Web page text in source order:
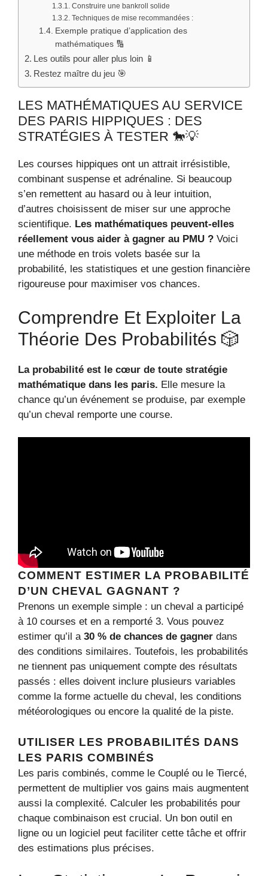
Construire une bankroll solide
Techniques de mise recommandées :
Exemple pratique d’application des
mathématiques 🔢
Les outils pour aller plus loin 📱
Restez maître du jeu 🎯
LES MATHÉMATIQUES AU SERVICE
DES PARIS HIPPIQUES : DES
STRATÉGIES À TESTER 🐎💡
Les courses hippiques ont un attrait irrésistible,
combinant suspense et adrénaline. Si beaucoup
s’en remettent au hasard ou à leur intuition,
d’autres choisissent de miser sur une approche
scientifique. Les mathématiques peuvent-elles
réellement vous aider à gagner au PMU ? Voici
une méthode en trois volets basée sur la
probabilité, les statistiques et une gestion financière
rigoureuse pour maximiser vos chances.
Comprendre Et Exploiter La
Théorie Des Probabilités 🎲
La probabilité est le cœur de toute stratégie
mathématique dans les paris. Elle mesure la
chance qu’un événement se produise, par exemple
qu’un cheval remporte une course.
COMMENT ESTIMER LA PROBABILITÉ
D’UN CHEVAL GAGNANT ?
Prenons un exemple simple : un cheval a participé
à 10 courses et en a remporté 3. Vous pouvez
estimer qu’il a 30 % de chances de gagner dans
des conditions similaires. Toutefois, les probabilités
ne tiennent pas uniquement compte des résultats
passés : elles doivent inclure plusieurs variables
comme la forme actuelle du cheval, les conditions
météorologiques ou encore la qualité de la piste.
UTILISER LES PROBABILITÉS DANS
LES PARIS COMBINÉS
Les paris combinés, comme le Couplé ou le Tiercé,
permettent de multiplier vos gains mais augmentent
aussi la complexité. Calculer les probabilités pour
chaque combinaison est crucial. Un bon outil en
ligne ou un logiciel peut faciliter cette tâche et offrir
des estimations plus précises.